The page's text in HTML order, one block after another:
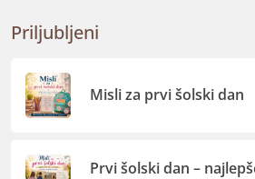
Priljubljeni
Misli za prvi šolski dan
Prvi šolski dan –